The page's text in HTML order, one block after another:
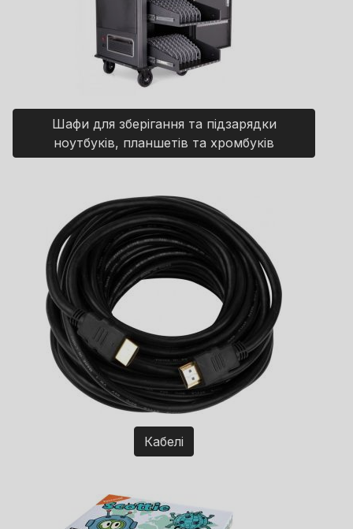
Шафи для зберігання та підзарядки
ноутбуків, планшетів та хромбуків
Кабелі